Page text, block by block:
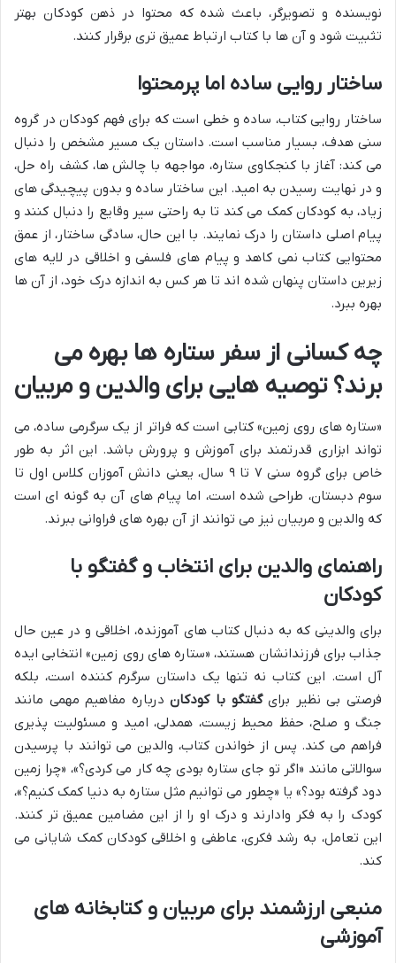
نویسنده و تصویرگر، باعث شده که محتوا در ذهن کودکان بهتر
تثبیت شود و آن ها با کتاب ارتباط عمیق تری برقرار کنند.
ساختار روایی ساده اما پرمحتوا
ساختار روایی کتاب، ساده و خطی است که برای فهم کودکان در گروه
سنی هدف، بسیار مناسب است. داستان یک مسیر مشخص را دنبال
می کند: آغاز با کنجکاوی ستاره، مواجهه با چالش ها، کشف راه حل،
و در نهایت رسیدن به امید. این ساختار ساده و بدون پیچیدگی های
زیاد، به کودکان کمک می کند تا به راحتی سیر وقایع را دنبال کنند و
پیام اصلی داستان را درک نمایند. با این حال، سادگی ساختار، از عمق
محتوایی کتاب نمی کاهد و پیام های فلسفی و اخلاقی در لایه های
زیرین داستان پنهان شده اند تا هر کس به اندازه درک خود، از آن ها
بهره ببرد.
چه کسانی از سفر ستاره ها بهره می
برند؟ توصیه هایی برای والدین و مربیان
«ستاره های روی زمین» کتابی است که فراتر از یک سرگرمی ساده، می
تواند ابزاری قدرتمند برای آموزش و پرورش باشد. این اثر به طور
خاص برای گروه سنی ۷ تا ۹ سال، یعنی دانش آموزان کلاس اول تا
سوم دبستان، طراحی شده است، اما پیام های آن به گونه ای است
که والدین و مربیان نیز می توانند از آن بهره های فراوانی ببرند.
راهنمای والدین برای انتخاب و گفتگو با
کودکان
برای والدینی که به دنبال کتاب های آموزنده، اخلاقی و در عین حال
جذاب برای فرزندانشان هستند، «ستاره های روی زمین» انتخابی ایده
آل است. این کتاب نه تنها یک داستان سرگرم کننده است، بلکه
فرصتی بی نظیر برایگفتگو با کودکاندرباره مفاهیم مهمی مانند
جنگ و صلح، حفظ محیط زیست، همدلی، امید و مسئولیت پذیری
فراهم می کند. پس از خواندن کتاب، والدین می توانند با پرسیدن
سوالاتی مانند «اگر تو جای ستاره بودی چه کار می کردی؟»، «چرا زمین
دود گرفته بود؟» یا «چطور می توانیم مثل ستاره به دنیا کمک کنیم؟»،
کودک را به فکر وادارند و درک او را از این مضامین عمیق تر کنند.
این تعامل، به رشد فکری، عاطفی و اخلاقی کودکان کمک شایانی می
کند.
منبعی ارزشمند برای مربیان و کتابخانه های
آموزشی